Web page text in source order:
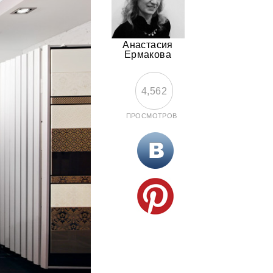
Анастасия
Ермакова
4,562
ПРОСМОТРОВ